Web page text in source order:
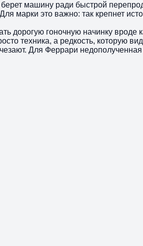
берет машину ради быстрой
марки это важно: так крепнет
дорогую гоночную начинку вроде
техника, а редкость, которую
Для Феррари